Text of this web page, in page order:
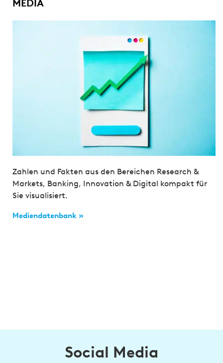
MEDIA
Zahlen und Fakten aus den Bereichen Research &
Markets, Banking, Innovation & Digital kompakt für
Sie visualisiert.
Mediendatenbank »
Social Media